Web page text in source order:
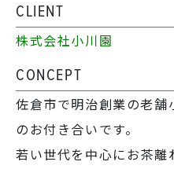
CLIENT
株式会社小川園
CONCEPT
佐倉市で明治創業の老
のお付き合いです。
若い世代を中心にお茶離